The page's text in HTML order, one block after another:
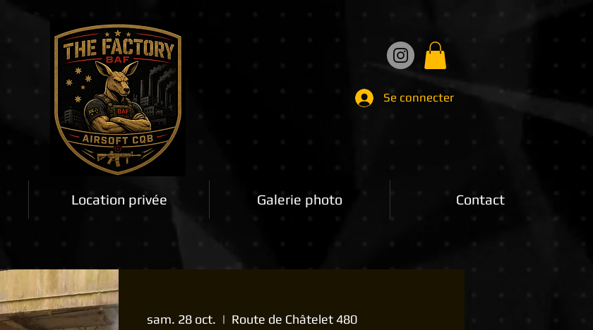
Se connecter
Location privée Galerie photo Contact
sam. 28 oct.
  |
Route de Châtelet 480